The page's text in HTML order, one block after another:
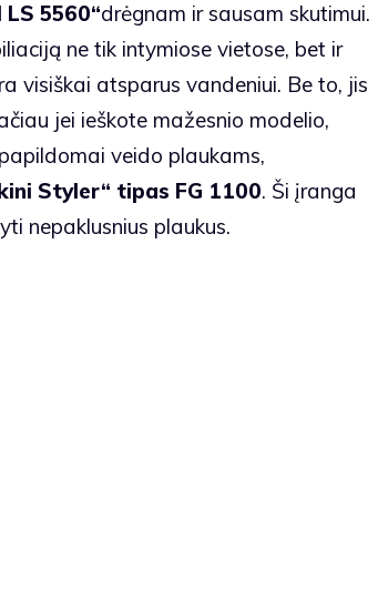
5560“drėgnam ir sausam skutimui.
ne tik intymiose vietose, bet ir
visiškai atsparus vandeniui. Be to, jis
jei ieškote mažesnio modelio,
veido plaukams,
Styler“ tipas FG 1100. Ši įranga
nepaklusnius plaukus.